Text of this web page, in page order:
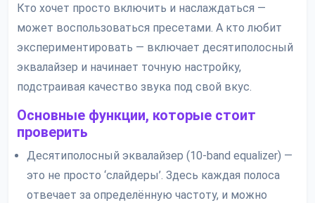
Кто хочет просто включить и наслаждаться —
может воспользоваться пресетами. А кто любит
экспериментировать — включает десятиполосный
эквалайзер и начинает точную настройку,
подстраивая качество звука под свой вкус.
Основные функции, которые стоит
проверить
Десятиполосный эквалайзер (10-band equalizer) —
это не просто ‘слайдеры’. Здесь каждая полоса
отвечает за определённую частоту, и можно